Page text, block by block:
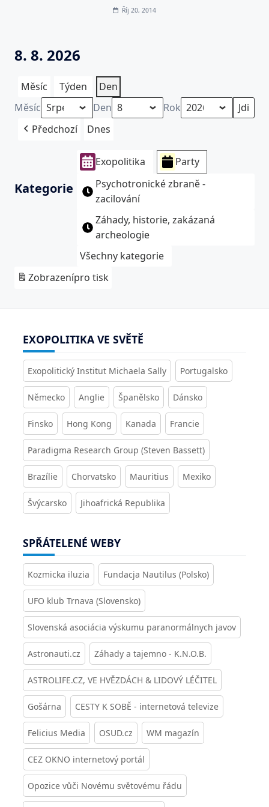
Říj 20, 2014
8. 8. 2026
Měsíc Týden
Den
Měsíc
Den
Rok
Předchozí
Dnes
Kategorie
Exopolitika
Party
Psychotronické zbraně -
zacilování
Záhady, historie, zakázaná
archeologie
Všechny kategorie
Zobrazenípro tisk
EXOPOLITIKA VE SVĚTĚ
Exopolitický Institut Michaela Sally Portugalsko
Německo Anglie Španělsko Dánsko
Finsko Hong Kong Kanada Francie
Paradigma Research Group (Steven Bassett)
Brazílie Chorvatsko Mauritius Mexiko
Švýcarsko Jihoafrická Republika
SPŘÁTELENÉ WEBY
Kozmicka iluzia Fundacja Nautilus (Polsko)
UFO klub Trnava (Slovensko)
Slovenská asociácia výskumu paranormálnych javov
Astronauti.cz Záhady a tajemno - K.N.O.B.
ASTROLIFE.CZ, VE HVĚZDÁCH & LIDOVÝ LÉČITEL
Gošárna CESTY K SOBĚ - internetová televize
Felicius Media OSUD.cz WM magazín
CEZ OKNO internetový portál
Opozice vůči Novému světovému řádu